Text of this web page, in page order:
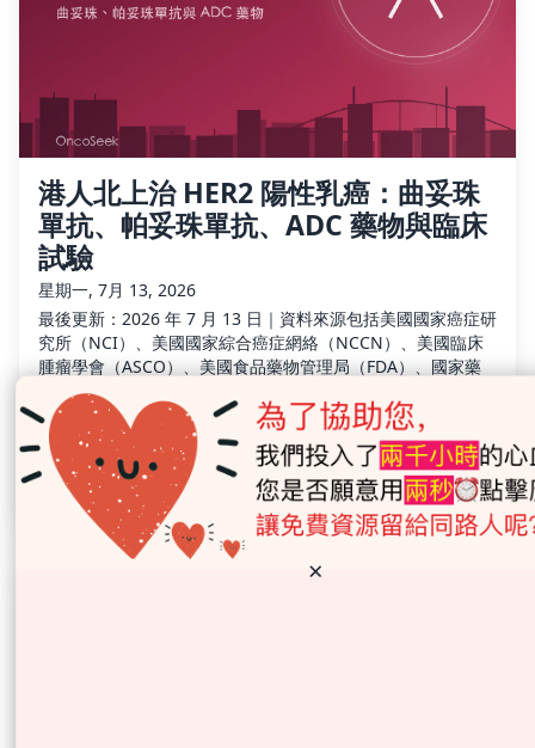
港人北上治 HER2 陽性乳癌：曲妥珠
單抗、帕妥珠單抗、ADC 藥物與臨床
試驗
星期一, 7月 13, 2026
最後更新：2026 年 7 月 13 日｜資料來源包括美國國家癌症研
究所（NCI）、美國國家綜合癌症網絡（NCCN）、美國臨床
腫瘤學會（ASCO）、美國食品藥物管理局（FDA）、國家藥
品監督管理局（NMPA）、香港衞生署醫療器械科及相關藥物
說明書｜醫療建議請諮詢主診醫生 📌 如果你只讀一節：重點
速覽 HER2 陽性乳癌是什麼：癌細胞帶有過多 HER2 蛋白或 …
OncoSeek
3分鐘閱讀
×